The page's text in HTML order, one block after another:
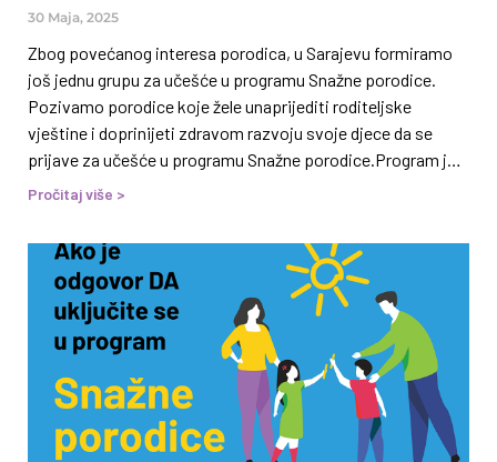
30 Maja, 2025
Zbog povećanog interesa porodica, u Sarajevu formiramo
još jednu grupu za učešće u programu Snažne porodice.
Pozivamo porodice koje žele unaprijediti roditeljske
vještine i doprinijeti zdravom razvoju svoje djece da se
prijave za učešće u programu Snažne porodice.Program je
osmišljen s ciljem pružanja podrške roditeljima u
odnosa. Kroz stručno vođene aktivnosti, roditelji/staratelji
i djeca imat će priliku razvijati vještine koje doprinose boljoj
komunikaciji i razumijevanju unutar porodice.Program je
namijenjen porodicama sa djecom osnovnoškolskog
uzrasta, a moguće je uključiti više djece iz iste porodice.
Pročitaj više >